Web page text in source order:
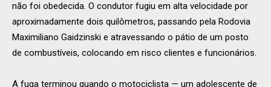
não foi obedecida. O condutor fugiu em alta velocidade por
aproximadamente dois quilômetros, passando pela Rodovia
Maximiliano Gaidzinski e atravessando o pátio de um posto
de combustíveis, colocando em risco clientes e funcionários.
A fuga terminou quando o motociclista — um adolescente de